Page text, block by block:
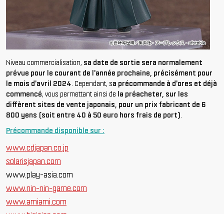
Niveau commercialisation, sa date de sortie sera normalement
prévue pour le courant de l'année prochaine, précisément pour
le mois d'avril 2024. Cependant, sa précommande à d'ores et déjà
commencé, vous permettant ainsi de la préacheter, sur les
diffèrent sites de vente japonais, pour un prix fabricant de 6
800 yens (soit entre 40 à 50 euro hors frais de port).
Précommande disponible sur :
www.cdjapan.co.jp
solarisjapan.com
www.play-asia.com
www.nin-nin-game.com
www.amiami.com